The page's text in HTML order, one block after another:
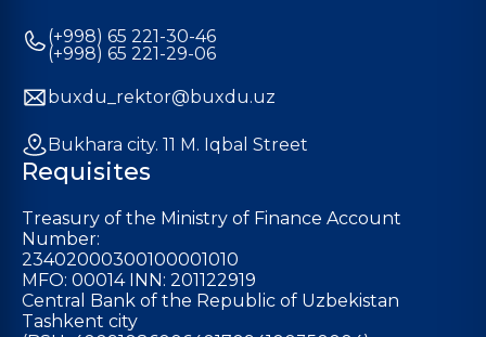
(+998) 65 221-30-46
(+998) 65 221-29-06
buxdu_rektor@buxdu.uz
Bukhara city. 11 M. Iqbal Street
Requisites
Treasury of the Ministry of Finance Account
Number:
23402000300100001010
MFO: 00014 INN: 201122919
Central Bank of the Republic of Uzbekistan
Tashkent city